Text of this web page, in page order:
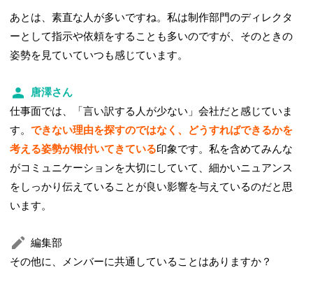
あとは、素直な人が多いですね。私は制作部門のディレクタ
ーとして指示や依頼をすることも多いのですが、そのときの
姿勢を見ていていつも感じています。
唐澤さん
仕事面では、「言い訳する人が少ない」会社だと感じていま
す。できない理由を探すのではなく、どうすればできるかを
考える姿勢が根付いてきている印象です。私を含めてみんな
がコミュニケーションを大切にしていて、細かいニュアンス
をしっかり伝えていることが良い影響を与えているのだと思
います。
編集部
その他に、メンバーに共通していることはありますか？